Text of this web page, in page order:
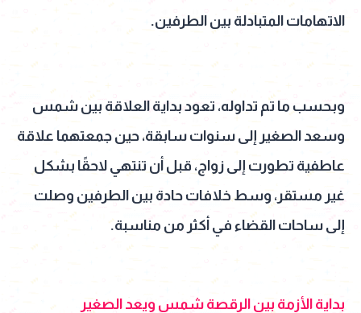
الاتهامات المتبادلة بين الطرفين.
وبحسب ما تم تداوله، تعود بداية العلاقة بين شمس
وسعد الصغير إلى سنوات سابقة، حين جمعتهما علاقة
عاطفية تطورت إلى زواج، قبل أن تنتهي لاحقًا بشكل
غير مستقر، وسط خلافات حادة بين الطرفين وصلت
إلى ساحات القضاء في أكثر من مناسبة.
بداية الأزمة بين الرقصة شمس ويعد الصغير